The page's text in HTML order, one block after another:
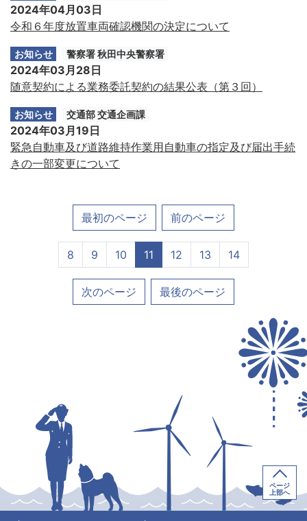
2024年04月03日
令和６年度放置車両確認機関の決定について
お知らせ 警察署 秋田中央警察署
2024年03月28日
随意契約による業務委託契約の結果公表（第３回）
お知らせ 交通部 交通企画課
2024年03月19日
緊急自動車及び道路維持作業用自動車の指定及び届出手続
きの一部変更について
最初のページ 前のページ
8 9 10 11 12 13 14
次のページ 最後のページ
ページ
上部へ